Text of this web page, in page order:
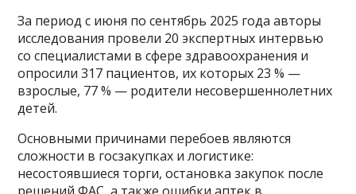
За период с июня по сентябрь 2025 года авторы
исследования провели 20 экспертных интервью
со специалистами в сфере здравоохранения и
опросили 317 пациентов, их которых 23 % —
взрослые, 77 % — родители несовершеннолетних
детей.
Основными причинами перебоев являются
сложности в госзакупках и логистике:
несостоявшиеся торги, остановка закупок после